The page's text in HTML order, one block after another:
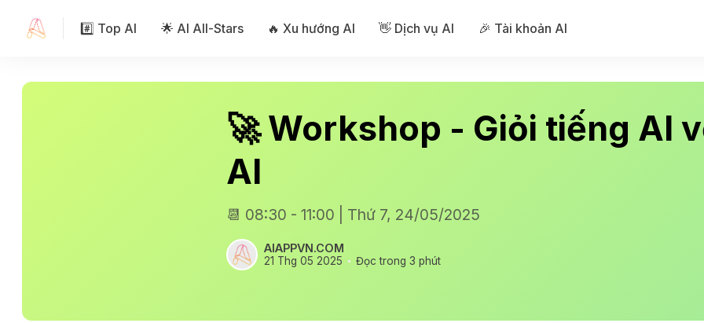
#️⃣ Top AI 🌟 AI All-Stars 🔥 Xu hướng AI 👋 Dịch vụ AI 🎉 Tài khoản AI
🚀 Workshop - Giỏi tiếng AI
AI
📆 08:30 - 11:00 | Thứ 7, 24/05/2025
AIAPPVN.COM
21 Thg 05 2025 Đọc trong 3 phút